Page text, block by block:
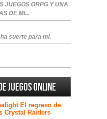
JUEGOS ORPG Y UNA
DE MI...
suerte para mi.
juegos online
El regreso de
Crystal Raiders